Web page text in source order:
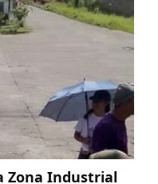
Zona Industrial